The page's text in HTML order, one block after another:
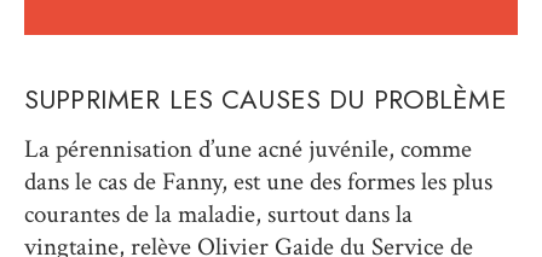
SUPPRIMER LES CAUSES DU PROBLÈME
La pérennisation d’une acné juvénile, comme
dans le cas de Fanny, est une des formes les plus
courantes de la maladie, surtout dans la
vingtaine, relève Olivier Gaide du Service de